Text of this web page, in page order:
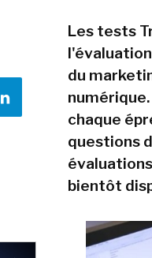
Les tests
du
chaque
questions
bientôt